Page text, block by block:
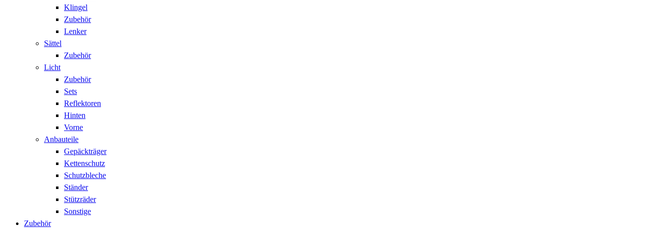
Klingel
Zubehör
Lenker
Sättel
Zubehör
Licht
Zubehör
Sets
Reflektoren
Hinten
Vorne
Anbauteile
Gepäckträger
Kettenschutz
Schutzbleche
Ständer
Stützräder
Sonstige
Zubehör